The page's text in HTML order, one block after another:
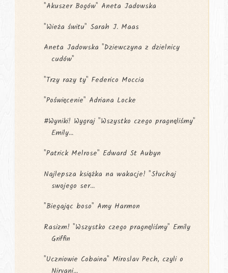
"Akuszer Bogów" Aneta Jadowska
"Wieża świtu" Sarah J. Maas
Aneta Jadowska "Dziewczyna z dzielnicy
cudów"
"Trzy razy ty" Federico Moccia
"Poświęcenie" Adriana Locke
#Wyniki! Wygraj "Wszystko czego pragnęliśmy"
Emily...
"Patrick Melrose" Edward St Aubyn
Najlepsza książka na wakacje! "Słuchaj
swojego ser...
"Biegając boso" Amy Harmon
Rasizm! "Wszystko czego pragnęliśmy" Emily
Griffin
"Uczniowie Cobaina" Miroslav Pech, czyli o